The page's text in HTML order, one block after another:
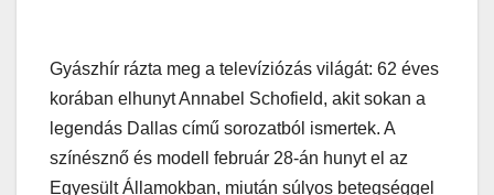
Gyászhír rázta meg a televíziózás világát: 62 éves
korában elhunyt Annabel Schofield, akit sokan a
legendás Dallas című sorozatból ismertek. A
színésznő és modell február 28-án hunyt el az
Egyesült Államokban, miután súlyos betegséggel